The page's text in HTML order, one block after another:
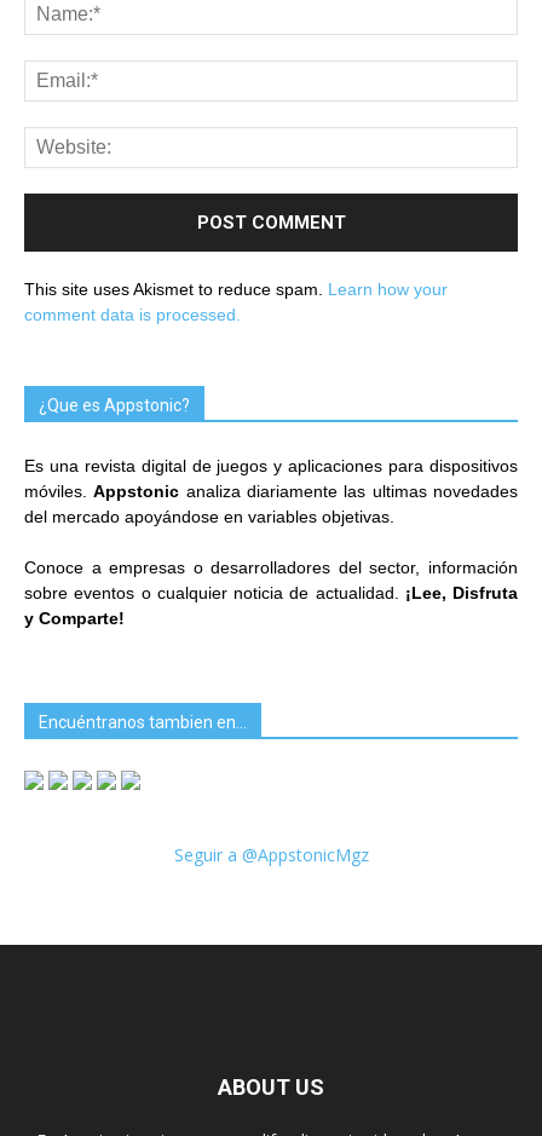
This site uses Akismet to reduce spam. Learn how your
comment data is processed.
¿Que es Appstonic?
Es una revista digital de juegos y aplicaciones para dispositivos
móviles.Appstonic analiza diariamente las ultimas novedades
del mercado apoyándose en variables objetivas.
Conoce a empresas o desarrolladores del sector, información
sobre eventos o cualquier noticia de actualidad. ¡Lee, Disfruta
y Comparte!
Encuéntranos tambien en…
Seguir a @AppstonicMgz
ABOUT US